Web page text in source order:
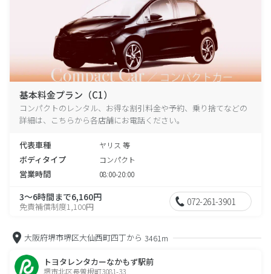
基本料金プラン（C1）
コンパクトのレンタル、お得な割引料金や予約、乗り捨てなどの
詳細は、こちらから各店舗にお電話ください。
代表車種 ヤリス 等
ボディタイプ コンパクト
営業時間 08:00-20:00
3～6時間まで6,160円
免責補償制度1,100円 072-261-3901
大阪府堺市堺区大仙西町四丁から 3461m
トヨタレンタカーなかもず駅前
堺市北区長曽根町3081-33